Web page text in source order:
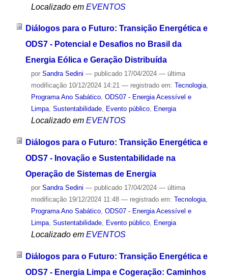
Localizado em EVENTOS
Diálogos para o Futuro: Transição Energética e
ODS7 - Potencial e Desafios no Brasil da
Energia Eólica e Geração Distribuída
por Sandra Sedini — publicado17/04/2024 — última
modificação10/12/2024 14:21 — registrado em: Tecnologia,
Programa Ano Sabático, ODS07 - Energia Acessível e
Limpa, Sustentabilidade, Evento público, Energia
Localizado em EVENTOS
Diálogos para o Futuro: Transição Energética e
ODS7 - Inovação e Sustentabilidade na
Operação de Sistemas de Energia
por Sandra Sedini — publicado17/04/2024 — última
modificação19/12/2024 11:48 — registrado em: Tecnologia,
Programa Ano Sabático, ODS07 - Energia Acessível e
Limpa, Sustentabilidade, Evento público, Energia
Localizado em EVENTOS
Diálogos para o Futuro: Transição Energética e
ODS7 - Energia Limpa e Cogeração: Caminhos